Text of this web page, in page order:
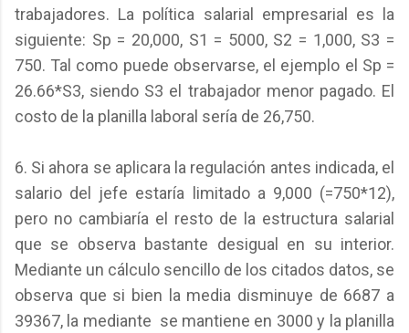
trabajadores. La política salarial empresarial es la
siguiente: Sp = 20,000, S1 = 5000, S2 = 1,000, S3 =
750. Tal como puede observarse, el ejemplo el Sp =
26.66*S3, siendo S3 el trabajador menor pagado. El
costo de la planilla laboral sería de 26,750.
6. Si ahora se aplicara la regulación antes indicada, el
salario del jefe estaría limitado a 9,000 (=750*12),
pero no cambiaría el resto de la estructura salarial
que se observa bastante desigual en su interior.
Mediante un cálculo sencillo de los citados datos, se
observa que si bien la media disminuye de 6687 a
39367, la mediante se mantiene en 3000 y la planilla